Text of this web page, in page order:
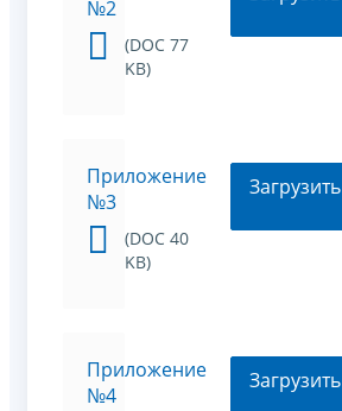
№2
(DOC 77
KB)
Приложение
№3
(DOC 40
KB)
Загрузить
Приложение
№4
Загрузить